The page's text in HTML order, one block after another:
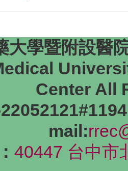
大學暨附設醫
Center All
mail:
40447 台中市